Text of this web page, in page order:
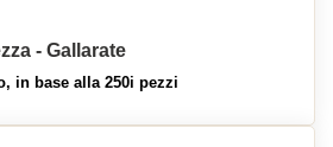
- Gallarate
in base alla 250i pezzi